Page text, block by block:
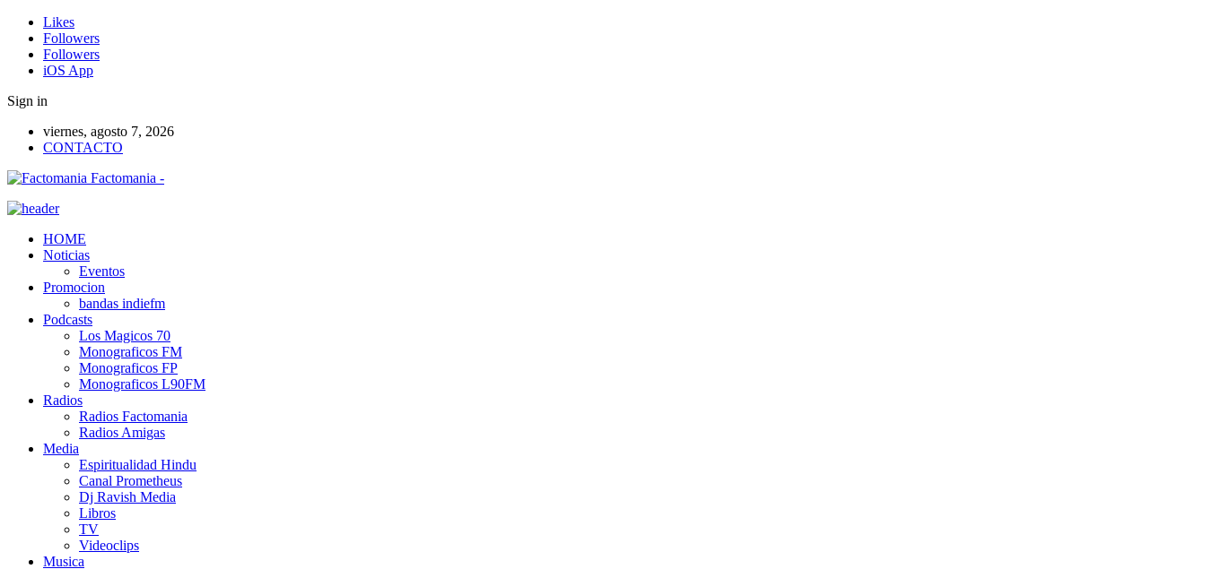
Likes
Followers
Followers
iOS App
Sign in
viernes, agosto 7, 2026
CONTACTO
Factomania -
HOME
Noticias
Eventos
Promocion
bandas indiefm
Podcasts
Los Magicos 70
Monograficos FM
Monograficos FP
Monograficos L90FM
Radios
Radios Factomania
Radios Amigas
Media
Espiritualidad Hindu
Canal Prometheus
Dj Ravish Media
Libros
TV
Videoclips
Musica